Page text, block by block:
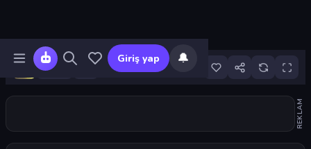
Giriş yap 🔔
17
REKLAM